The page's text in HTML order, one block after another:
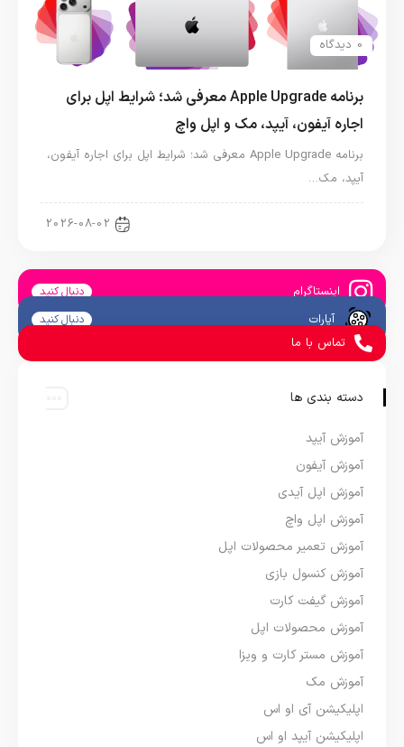
0 دیدگاه
برنامه Apple Upgrade معرفی شد؛ شرایط اپل برای
اجاره آیفون، آیپد، مک و اپل واچ
برنامه Apple Upgrade معرفی شد؛ شرایط اپل برای اجاره آیفون،
آیپد، مک…
2026-08-02
اینستاگرام دنبال کنید
آپارات دنبال کنید
تماس با ما
دسته بندی ها
آموزش آیپد
آموزش آیفون
آموزش اپل آیدی
آموزش اپل واچ
آموزش تعمیر محصولات اپل
آموزش کنسول بازی
آموزش گیفت کارت
آموزش محصولات اپل
آموزش مستر کارت و ویزا
آموزش مک
اپلیکیشن آی او اس
اپلیکیشن آیپد او اس